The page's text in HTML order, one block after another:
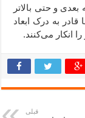
و حتی بالاتر
به درک ابعاد
انکار می‌کنند.
قبلی